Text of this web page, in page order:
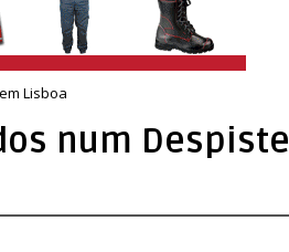
Lisboa
num Despiste